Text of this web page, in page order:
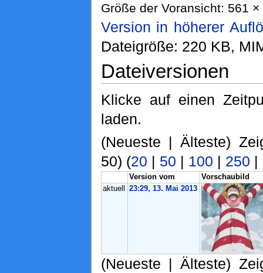
Größe der Voransicht: 561
Version in höherer
Dateigröße: 220 KB,
Dateiversionen
Klicke auf einen
laden.
(Neueste | Älteste)
50) (20 | 50 | 100 | 250 |
Version vom
Vorschaubild
aktuell
23:29, 13. Mai 2013
(Neueste | Älteste)